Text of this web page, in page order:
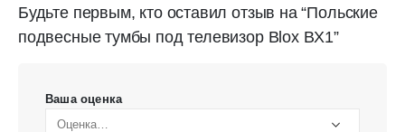
Будьте первым, кто оставил отзыв на “Польские
подвесные тумбы под телевизор Blox BX1”
Ваша оценка